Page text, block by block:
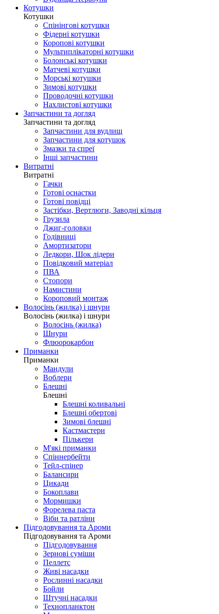
Котушки
Котушки
Спінінгові котушки
Фідерні котушки
Коропові котушки
Мультиплікаторні котушки
Болонські котушки
Матчеві котушки
Морські котушки
Зимові котушки
Проводочні котушки
Нахлистові котушки
Запчастини та догляд
Запчастини та догляд
Запчастини для вудлищ
Запчастини для котушок
Змазки та спреї
Інші запчастини
Витратні
Витратні
Гачки
Готові оснастки
Готові повідці
Застібки, Вертлюги, Заводні кільця
Грузила
Джиг-головки
Годівниці
Амортизатори
Ледкори, Шок лідери
Повідковий матеріал
ПВА
Стопори
Намистини
Короповий монтаж
Волосінь (жилка) і шнури
Волосінь (жилка) і шнури
Волосінь (жилка)
Шнури
Флюорокарбон
Приманки
Приманки
Мандули
Воблери
Блешні
Блешні
Блешні коливальні
Блешні обертові
Зимові блешні
Кастмастери
Пількери
М'які приманки
Спіннербейти
Тейл-спінер
Балансири
Цикади
Бокоплави
Мормишки
Форелева паста
Віби та ратліни
Підгодовування та Ароми
Підгодовування та Ароми
Підгодовування
Зернові суміши
Пеллетс
Живі насадки
Рослинні насадки
Бойли
Штучні насадки
Технопланктон